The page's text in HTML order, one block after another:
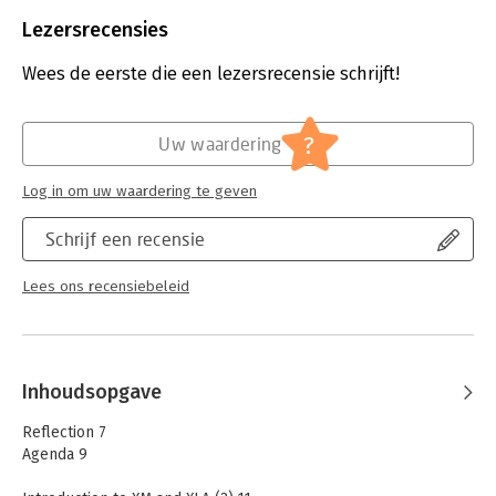
Uitgever:
Hoofdrubriek:
IT-management / ICT
Lezersrecensies
Wees de eerste die een lezersrecensie schrijft!
Schrijf een recensie
Lees ons recensiebeleid
Uw waardering ?
Log in om uw waardering te geven
Inhoudsopgave
Reflection 7
Agenda 9